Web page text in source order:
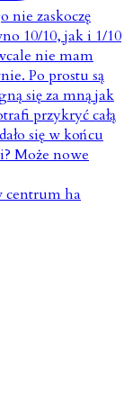
centrum ha